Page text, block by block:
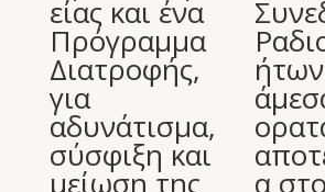
είας και ένα
Πρόγραμμα
Διατροφής,
για
αδυνάτισμα,
σύσφιξη και
μείωση της α